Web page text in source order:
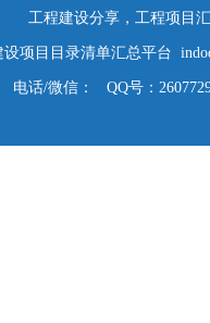
工程建设分享，工程项目
设项目目录清单汇总平台
电话/微信： QQ号：